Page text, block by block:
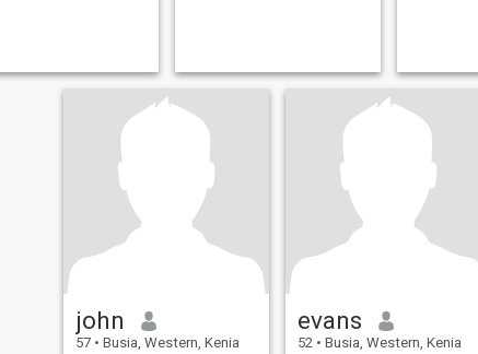
john
57 • Busia, Western, Kenia
evans
52 • Busia, Western, Kenia